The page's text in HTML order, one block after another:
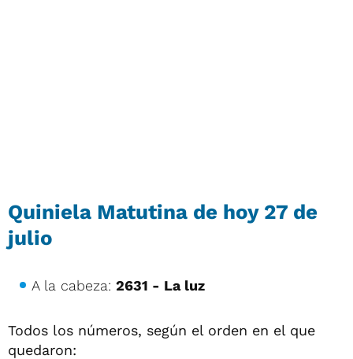
Quiniela Matutina de hoy 27 de
julio
A la cabeza: 2631 - La luz
Todos los números, según el orden en el que
quedaron: